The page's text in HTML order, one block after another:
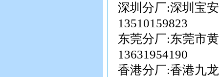
深圳分厂:深圳宝
13510159823
东莞分厂:东莞市
13631954190
香港分厂:香港九